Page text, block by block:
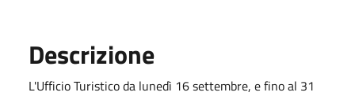
Descrizione
L'Ufficio Turistico da lunedì 16 settembre, e fino al 31